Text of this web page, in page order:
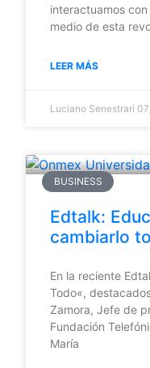
interactuamos
medio de esta
LEER MÁS
Luciano Senestrari
BUSINESS
Edtalk:
cambiarlo
En la reciente
Todo«,
Zamora, Jefe de
Fundación
María